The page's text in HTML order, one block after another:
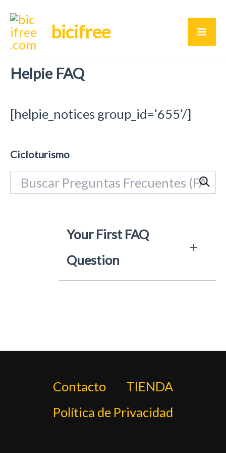
contenido
bicifree
Helpie FAQ
[helpie_notices group_id=’655’/]
Cicloturismo
Your First FAQ
Question
Contacto
TIENDA
Política de Privacidad